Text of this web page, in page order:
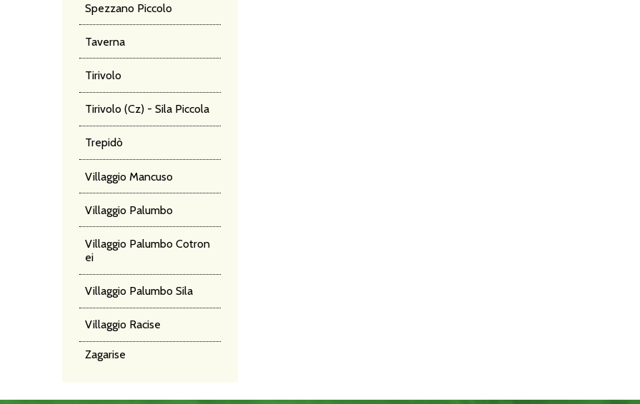
Spezzano Piccolo
Taverna
Tirivolo
Tirivolo (Cz) - Sila Piccola
Trepidò
Villaggio Mancuso
Villaggio Palumbo
Villaggio Palumbo Cotron
ei
Villaggio Palumbo Sila
Villaggio Racise
Zagarise